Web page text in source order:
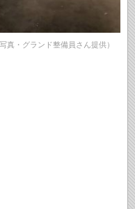
真・グランド整備員さん提供）